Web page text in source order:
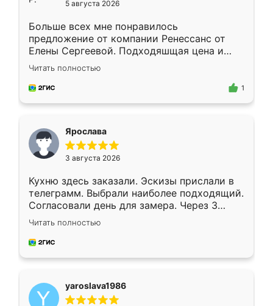
5 августа 2026
Больше всех мне понравилось
предложение от компании Ренессанс от
Елены Сергеевой. Подходяшщая цена и
короткие сроки изготовления. Приехавший
для замера сотрудник Владислав
предложил по моему эскизу самый
Читать полностью
1
Ярослава
3 августа 2026
Кухню здесь заказали. Эскизы прислали в
телеграмм. Выбрали наиболее подходящий.
Согласовали день для замера. Через 3
недели кухня была уже готова. Остались
довольны работой. Спасибо Ренессанс
мебель за качественную работу!
Читать полностью
yaroslava1986